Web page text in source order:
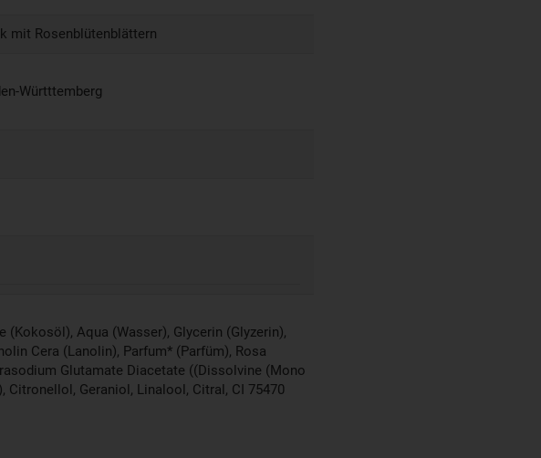
mit Rosenblütenblättern
Württtemberg
Aqua (Wasser), Glycerin (Glyzerin),
Cera (Lanolin), Parfum* (Parfüm), Rosa
Glutamate Diacetate ((Dissolvine (Mono
Citronellol, Geraniol, Linalool, Citral, CI 75470